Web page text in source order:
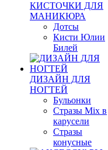
КИСТОЧКИ ДЛЯ
МАНИКЮРА
Дотсы
Кисти Юлии
Билей
ДИЗАЙН ДЛЯ
НОГТЕЙ
Бульонки
Стразы Mix в
карусели
Стразы
конусные